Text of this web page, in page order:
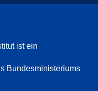
ist ein
Bundesministeriums